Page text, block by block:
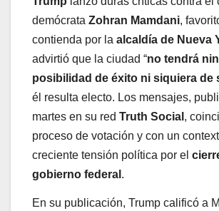
demócrata Zohran Mamdani,
contienda por la alcaldía de Nueva
advirtió que la ciudad “no tendrá
posibilidad de éxito ni siquiera de
él resulta electo. Los mensajes,
martes en su red Truth Social ,
proceso de votación y con un
creciente tensión política por el
gobierno federal .
En su publicación, Trump calificó a